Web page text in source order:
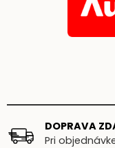
DOPRAVA
Pri